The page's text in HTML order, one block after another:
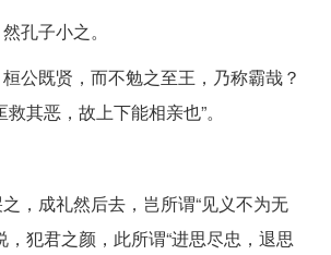
孔子小之。
公既贤，而不勉之至王，乃称霸哉？
其恶，故上下能相亲也”。
，成礼然后去，岂所谓“见义不为无
，犯君之颜，此所谓“进思尽忠，退思